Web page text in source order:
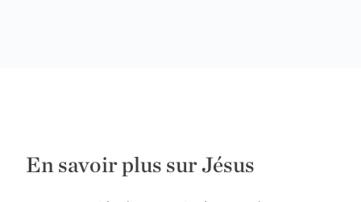
En savoir plus sur Jésus